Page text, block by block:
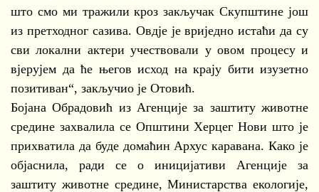
што смо ми тражили кроз закључак Скупштине још
из претходног сазива. Овдје је вриједно истаћи да су
сви локални актери учествовали у овом процесу и
вјерујем да ће његов исход на крају бити изузетно
позитиван“, закључио је Отовић.
Бојана Обрадовић из Агенције за заштиту животне
средине захвалила се Општини Херцег Нови што је
прихватила да буде домаћин Архус каравана. Како је
објаснила, ради се о иницијативи Агенције за
заштиту животне средине, Министарства екологије,